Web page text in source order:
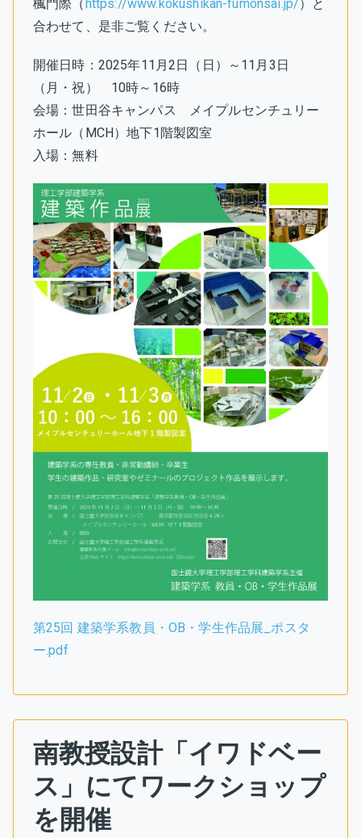
楓門際（ https://www.kokushikan-fumonsai.jp/ ）と
合わせて、是非ご覧ください。
開催日時：2025年11月2日（日）～11月3日
（月・祝） 10時～16時
会場：世田谷キャンパス メイプルセンチュリー
ホール（MCH）地下1階製図室
入場：無料
第25回 建築学系教員・OB・学生作品展_ポスタ
ー.pdf
南教授設計「イワドベー
ス」にてワークショップ
を開催